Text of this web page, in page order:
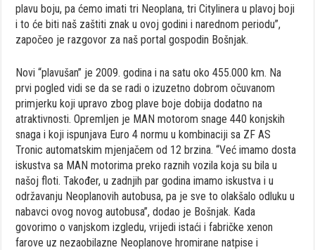
plavu boju, pa ćemo imati tri Neoplana, tri Citylinera u plavoj boji
i to će biti naš zaštiti znak u ovoj godini i narednom periodu”,
započeo je razgovor za naš portal gospodin Bošnjak.
Novi “plavušan” je 2009. godina i na satu oko 455.000 km. Na
prvi pogled vidi se da se radi o izuzetno dobrom očuvanom
primjerku koji upravo zbog plave boje dobija dodatno na
atraktivnosti. Opremljen je MAN motorom snage 440 konjskih
snaga i koji ispunjava Euro 4 normu u kombinaciji sa ZF AS
Tronic automatskim mjenjačem od 12 brzina. “Već imamo dosta
iskustva sa MAN motorima preko raznih vozila koja su bila u
našoj floti. Također, u zadnjih par godina imamo iskustva i u
održavanju Neoplanovih autobusa, pa je sve to olakšalo odluku u
nabavci ovog novog autobusa”, dodao je Bošnjak. Kada
govorimo o vanjskom izgledu, vrijedi istaći i fabričke xenon
farove uz nezaobilazne Neoplanove hromirane natpise i